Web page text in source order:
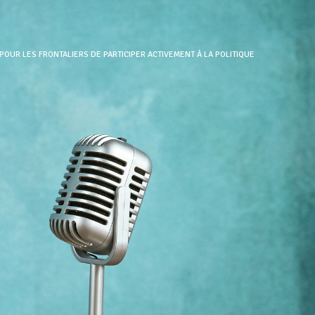
LES FRONTALIERS DE PARTICIPER ACTIVEMENT À LA POLITIQUE